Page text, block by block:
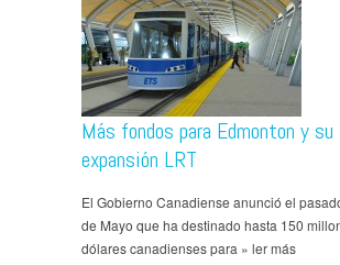
Más fondos para Edmonton y su
expansión LRT
El Gobierno Canadiense anunció el
de Mayo que ha destinado hasta 150
dólares canadienses para » ler más